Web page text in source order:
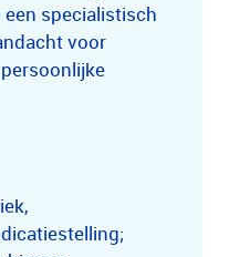
specialistisch
voor